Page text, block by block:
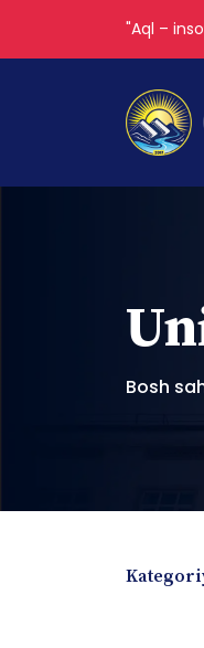
"Aql –
Bosh